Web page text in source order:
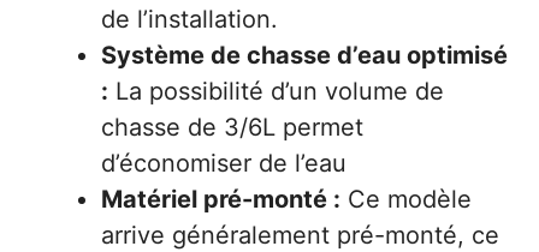
de l’installation.
Système de chasse d’eau optimisé
: La possibilité d’un volume de
chasse de 3/6L permet
d’économiser de l’eau
Matériel pré-monté : Ce modèle
arrive généralement pré-monté, ce